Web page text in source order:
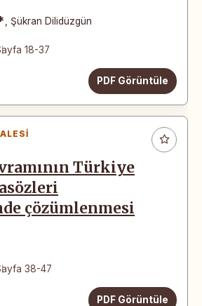
Şükran Dilidüzgün
18-37
PDF Görüntüle
Türkiye
çözümlenmesi
38-47
PDF Görüntüle